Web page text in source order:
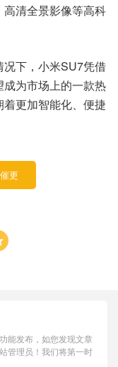
清全景影像等高科
下，小米SU7凭借
为市场上的一款热
更加智能化、便捷
催更
能发布，如您发现文章
管理员！我们将第一时